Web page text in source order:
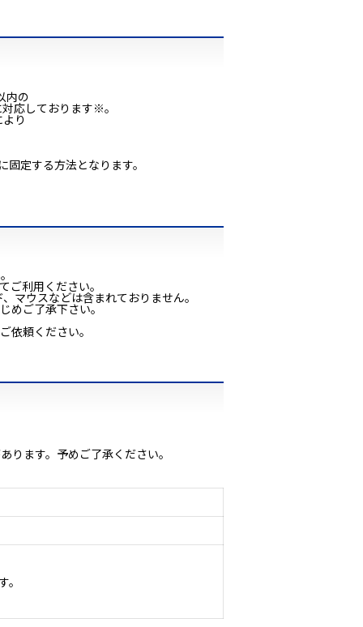
内の
応しております※。
り
定する方法となります。
利用ください。
マウスなどは含まれておりません。
めご了承下さい。
依頼ください。
ます。予めご了承ください。